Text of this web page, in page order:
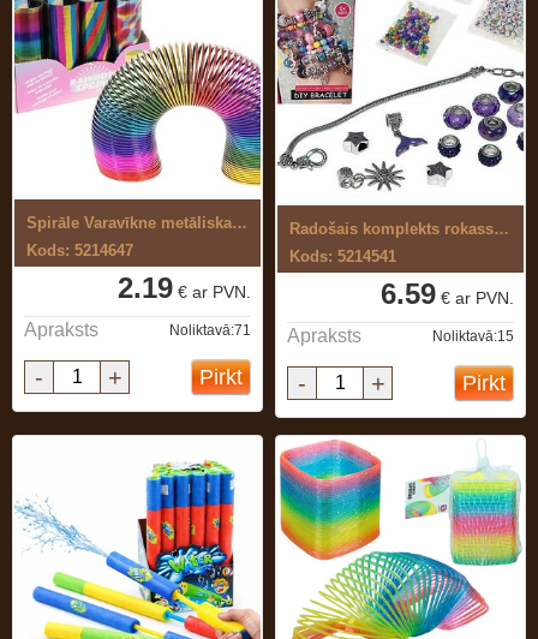
Spirāle Varavīkne metāliska krāsa
Kods: 5214647
2.19 € ar PVN.
Apraksts Noliktavā:71
- + Pirkt
Radošais komplekts rokassprādžu ...
Kods: 5214541
6.59 € ar PVN.
Apraksts Noliktavā:15
- + Pirkt